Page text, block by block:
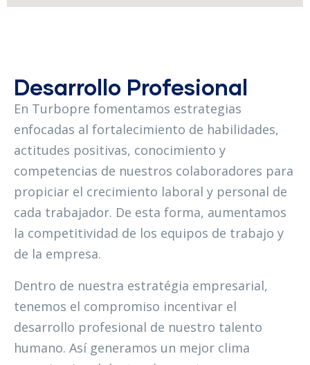
Desarrollo Profesional
En Turbopre fomentamos estrategias
enfocadas al fortalecimiento de habilidades,
actitudes positivas, conocimiento y
competencias de nuestros colaboradores para
propiciar el crecimiento laboral y personal de
cada trabajador. De esta forma, aumentamos
la competitividad de los equipos de trabajo y
de la empresa.
Dentro de nuestra estratégia empresarial,
tenemos el compromiso incentivar el
desarrollo profesional de nuestro talento
humano. Así generamos un mejor clima